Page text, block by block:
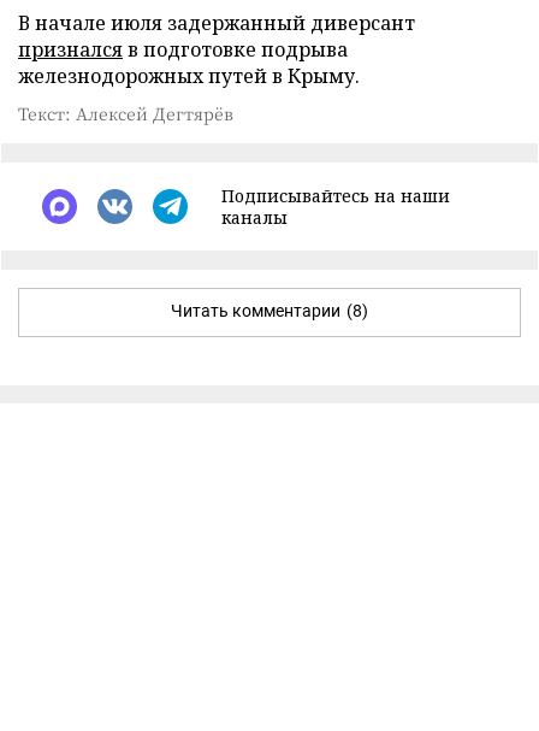
В начале июля задержанный диверсант
призналсяв подготовке подрыва
железнодорожных путей в Крыму.
Текст: Алексей Дегтярёв
Подписывайтесь на наши
каналы
Читать комментарии (8)